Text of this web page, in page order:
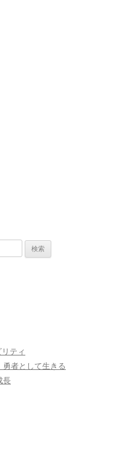
ティ
者として生きる
長